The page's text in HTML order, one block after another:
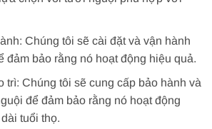
Chúng tôi sẽ cài đặt và vận hành
đảm bảo rằng nó hoạt động hiệu quả.
trì: Chúng tôi sẽ cung cấp bảo hành và
để đảm bảo rằng nó hoạt động
tuổi thọ.